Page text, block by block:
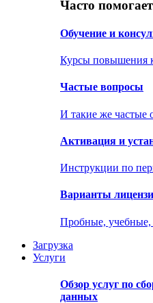
Часто помогает
Обучение и
Курсы повышения
Частые вопросы
И такие же частые
Активация и
Инструкции по
Варианты
Пробные, учебные,
Загрузка
Услуги
Обзор услуг по
данных